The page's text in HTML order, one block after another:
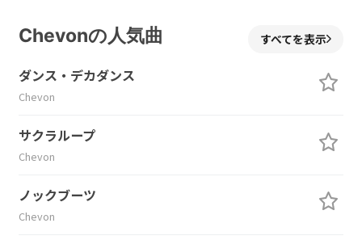
Chevonの人気曲 すべてを表示
ダンス・デカダンス
Chevon
サクラループ
Chevon
ノックブーツ
Chevon